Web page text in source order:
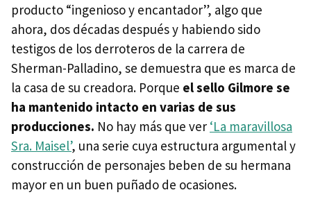
producto “ingenioso y encantador”, algo que
ahora, dos décadas después y habiendo sido
testigos de los derroteros de la carrera de
Sherman-Palladino, se demuestra que es marca de
la casa de su creadora. Porque el sello Gilmore se
ha mantenido intacto en varias de sus
producciones. No hay más que ver ‘La maravillosa
Sra. Maisel’, una serie cuya estructura argumental y
construcción de personajes beben de su hermana
mayor en un buen puñado de ocasiones.